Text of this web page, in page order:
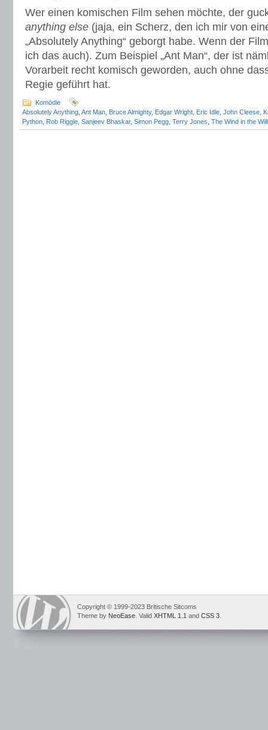
Wer einen komischen Film sehen möchte, der
anything else (jaja, ein Scherz, den ich mir von
„Absolutely Anything“ geborgt habe. Wenn der
ich das auch). Zum Beispiel „Ant Man“, der ist
Vorarbeit recht komisch geworden, auch ohne
Regie geführt hat.
Komödie
Absolutely Anything Ant Man Bruce Almighty, Edgar Wright Eric Idle John Cleese
Python Rob Riggle Sanjeev Bhaskar, Simon Pegg Terry Jones The Wind in the
Copyright © 1999-2023 Britische Sitcoms
Theme by NeoEase . Valid XHTML 1.1 and CSS 3